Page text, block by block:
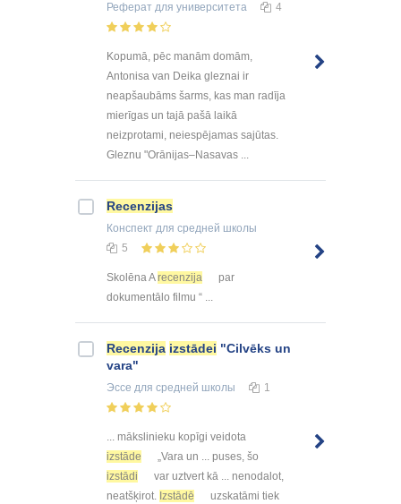
Реферат для университета 4
Kopumā, pēc manām domām,
Antonisa van Deika gleznai ir
neapšaubāms šarms, kas man radīja
mierīgas un tajā pašā laikā
neizprotami, neiespējamas sajūtas.
Gleznu "Orānijas–Nasavas ...
Recenzijas
Конспект для средней школы
5
Skolēna Arecenzija
par
dokumentālo filmu “ ...
Recenzija izstādei "Cilvēks un
vara"
Эссе для средней школы 1
... mākslinieku kopīgi veidota
izstāde
„Vara un ... puses, šo
izstādi
var uztvert kā ... nenodalot,
neatšķirot. Izstādē
uzskatāmi tiek